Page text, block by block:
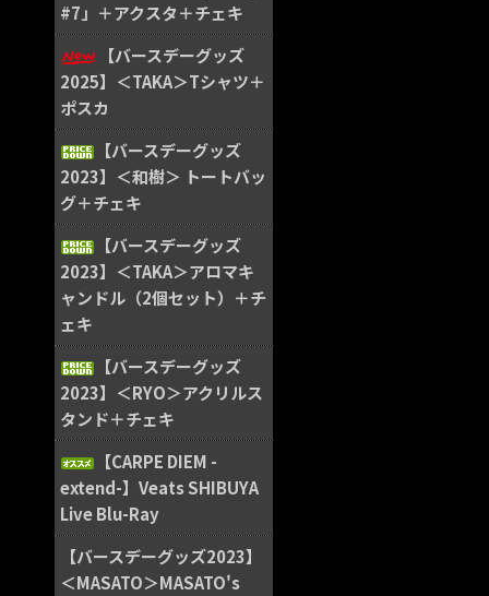
#7」＋アクスタ＋チェキ
【バースデーグッズ
2025】＜TAKA＞Tシャツ＋
ポスカ
【バースデーグッズ
2023】＜和樹＞ トートバッ
グ＋チェキ
【バースデーグッズ
2023】＜TAKA＞アロマキ
ャンドル（2個セット）＋チ
ェキ
【バースデーグッズ
2023】＜RYO＞アクリルス
タンド＋チェキ
【CARPE DIEM -
extend-】Veats SHIBUYA
Live Blu-Ray
【バースデーグッズ2023】
＜MASATO＞MASATO's